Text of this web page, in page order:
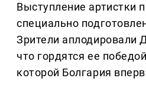
Выступление артистки
специально
Зрители аплодировали
что гордятся ее
которой Болгария